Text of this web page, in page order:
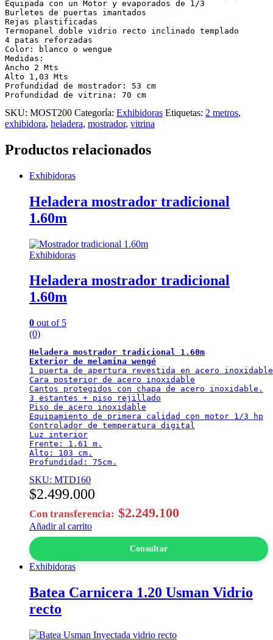
Equipada con un Motor y evaporados de 1/3
Burletes de puertas imantados
Rejas plastificadas
Termopanel doble vidrio recto inclinado templado
4 patas reforzadas
Color: blanco o wengue
Medidas:
Ancho 2 Mts
Alto 1,03 Mts
Profundidad de mostrador: 53 cm
Profundidad de vitrina: 70 cm
SKU: MOST200 Categoría: Exhibidoras Etiquetas: 2 metros,
exhibidora, heladera, mostrador, vitrina
Productos relacionados
Exhibidoras
Heladera mostrador tradicional
1.60m
Exhibidoras
Heladera mostrador tradicional
1.60m
0 out of 5
(0)
Heladera mostrador tradicional 1.60m
Exterior de melamina wengé
1 puerta de apertura revestida en acero inoxidable
Cara posterior de acero inoxidable
Cantos protegidos con chapa de acero inoxidable.
3 estantes + piso rejillado
Piso de acero inoxidable
Equipamiento de primera calidad con motor 1/3 hp
Controlador de temperatura digital
Luz interior
Frente: 1.61 m.
Alto: 103 cm.
Profundidad: 75cm.
SKU: MTD160
$2.499.000
Con transferencia: $2.249.100
Añadir al carrito
Consultar
Exhibidoras
Batea Carnicera 1.20 Usman Vidrio
recto